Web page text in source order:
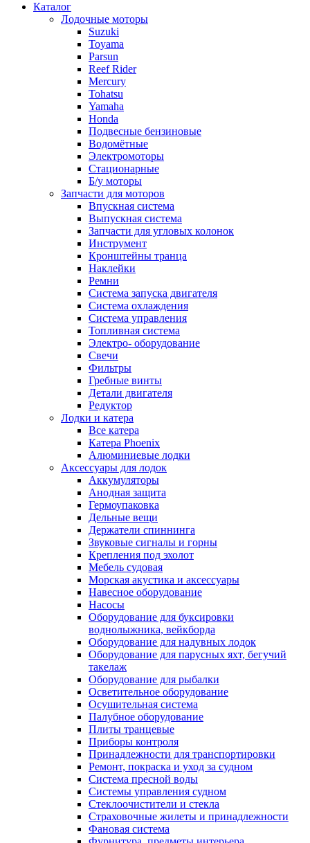
Каталог
Лодочные моторы
Suzuki
Toyama
Parsun
Reef Rider
Mercury
Tohatsu
Yamaha
Honda
Подвесные бензиновые
Водомётные
Электромоторы
Стационарные
Б/у моторы
Запчасти для моторов
Впускная система
Выпускная система
Запчасти для угловых колонок
Инструмент
Кронштейны транца
Наклейки
Ремни
Система запуска двигателя
Система охлаждения
Система управления
Топливная система
Электро- оборудование
Свечи
Фильтры
Гребные винты
Детали двигателя
Редуктор
Лодки и катера
Все катера
Катера Phoenix
Алюминиевые лодки
Аксессуары для лодок
Аккумуляторы
Анодная защита
Гермоупаковка
Дельные вещи
Держатели спиннинга
Звуковые сигналы и горны
Крепления под эхолот
Мебель судовая
Морская акустика и аксессуары
Навесное оборудование
Насосы
Оборудование для буксировки
воднолыжника, вейкборда
Оборудование для надувных лодок
Оборудование для парусных яхт, бегучий
такелаж
Оборудование для рыбалки
Осветительное оборудование
Осушительная система
Палубное оборудование
Плиты транцевые
Приборы контроля
Принадлежности для транспортировки
Ремонт, покраска и уход за судном
Система пресной воды
Системы управления судном
Стеклоочистители и стекла
Страховочные жилеты и принадлежности
Фановая система